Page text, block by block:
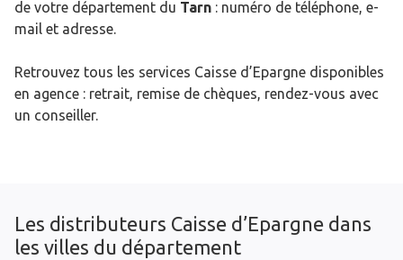
de votre département du Tarn : numéro de téléphone, e-
mail et adresse.
Retrouvez tous les services Caisse d’Epargne disponibles
en agence : retrait, remise de chèques, rendez-vous avec
un conseiller.
Les distributeurs Caisse d’Epargne dans
les villes du département